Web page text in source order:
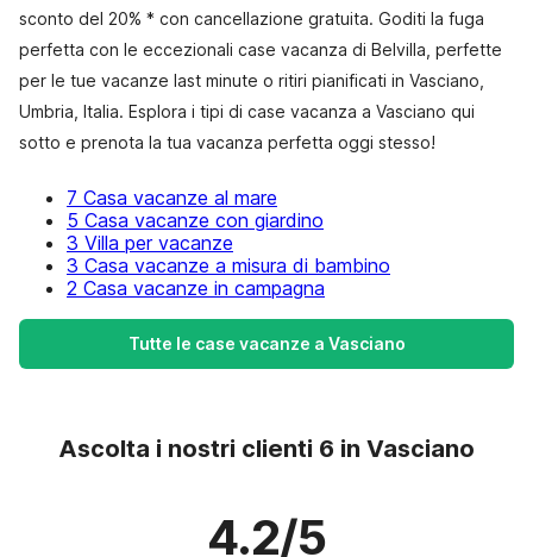
sconto del 20% * con cancellazione gratuita. Goditi la fuga
perfetta con le eccezionali case vacanza di Belvilla, perfette
per le tue vacanze last minute o ritiri pianificati in Vasciano,
Umbria, Italia. Esplora i tipi di case vacanza a Vasciano qui
sotto e prenota la tua vacanza perfetta oggi stesso!
7 Casa vacanze al mare
5 Casa vacanze con giardino
3 Villa per vacanze
3 Casa vacanze a misura di bambino
2 Casa vacanze in campagna
Tutte le case vacanze a Vasciano
Ascolta i nostri clienti 6 in Vasciano
4.2/5